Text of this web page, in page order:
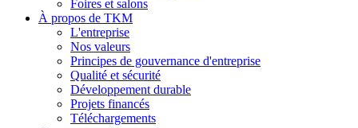
Foires et salons
À propos de TKM
L'entreprise
Nos valeurs
Principes de gouvernance d'entreprise
Qualité et sécurité
Développement durable
Projets financés
Téléchargements